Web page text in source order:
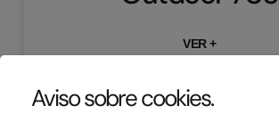
VER +
Aviso sobre cookies.